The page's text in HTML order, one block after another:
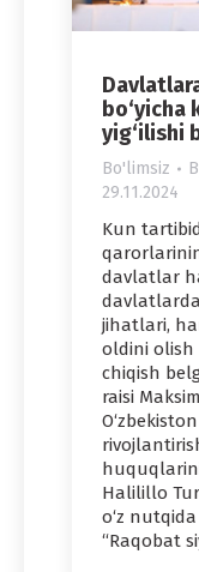
bo‘yicha
yig‘ilishi
Bo'limsiz
29.11.2024
Kun
davlatlar
jihatlari,
oldini olish
chiqish
raisi
Halilillo
o‘z
“Raqobat